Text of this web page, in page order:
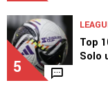
5
Top
Solo